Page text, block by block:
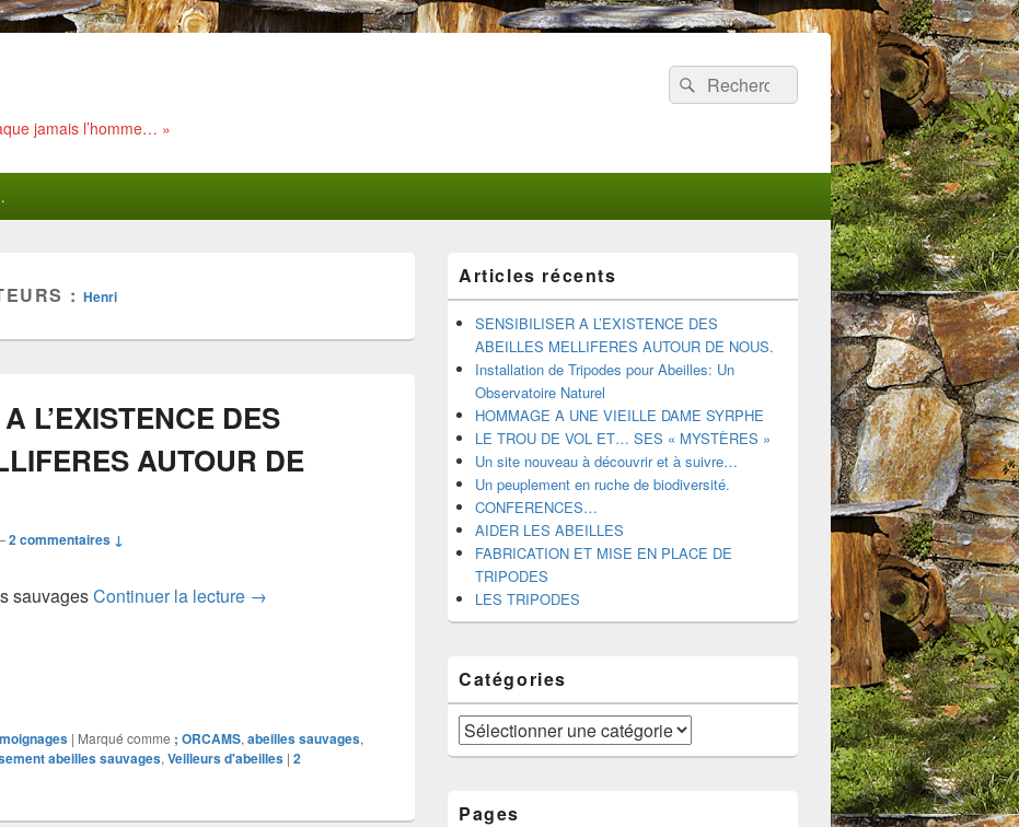
jamais l’homme… »
Recherche :
Rechercher
: Henri
L’EXISTENCE DES
AUTOUR DE
2 commentaires ↓
sauvagesContinuer la lecture SENSIBILISER A L’EXISTENCE DES ABEILLES MELLIFERES AUTOUR DE NOUS.
→
| Marqué comme ; ORCAMS, abeilles sauvages,
abeilles sauvages, Veilleurs d'abeilles | 2
principale
de
widget
barre
latérale
Articles récents
SENSIBILISER A L’EXISTENCE DES
ABEILLES MELLIFERES AUTOUR DE NOUS.
Installation de Tripodes pour Abeilles: Un
Observatoire Naturel
HOMMAGE A UNE VIEILLE DAME SYRPHE
LE TROU DE VOL ET… SES « MYSTÈRES »
Un site nouveau à découvrir et à suivre…
Un peuplement en ruche de biodiversité.
CONFERENCES…
AIDER LES ABEILLES
FABRICATION ET MISE EN PLACE DE
TRIPODES
LES TRIPODES
Catégories
Catégories
Pages